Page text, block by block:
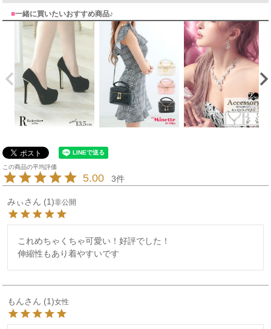
■一緒に買いたいおすすめ商品♪
5.00 3
みぃ 1 非公開
これめちゃくちゃ可愛い！好評でした！
伸縮性もあり着やすいです
もん 1 女性